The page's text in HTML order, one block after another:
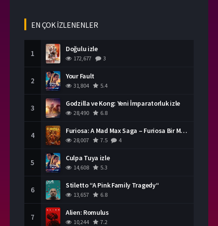
Yerli Filmleri HD izle
EN ÇOK İZLENENLER
1 Doğulu izle
172,677 3
2 Your Fault
31,804 5.4
3 Godzilla ve Kong: Yeni İmparatorluk izle
28,490 6.8
4 Furiosa: A Mad Max Saga – Furiosa Bir Mad Max Destanı
28,007 7.5 4
5 Culpa Tuya izle
14,608 5.3
6 Stiletto “A Pink Family Tragedy“
13,657 6.8
7 Alien: Romulus
10,244 7.2